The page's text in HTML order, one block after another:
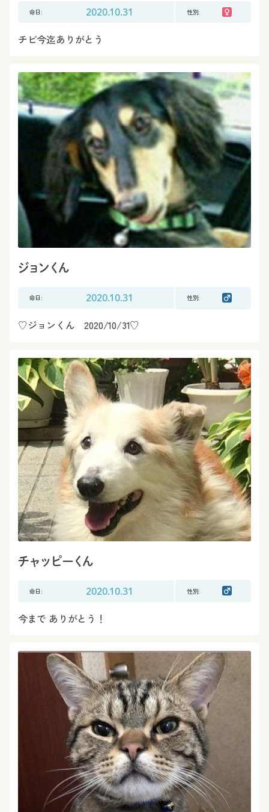
命日: 2020.10.31 性別:
チビ今迄ありがとう
ジョンくん
命日: 2020.10.31 性別:
♡ジョンくん 2020/10/31♡
チャッピーくん
命日: 2020.10.31 性別:
今まで ありがとう！